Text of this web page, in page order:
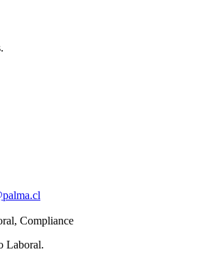
, Compliance
Laboral.